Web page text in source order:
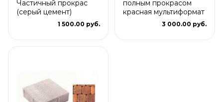
Частичный прокрас
(серый цемент)
1 500.00 руб.
полным прокрасом
красная мультиформат
3 000.00 руб.